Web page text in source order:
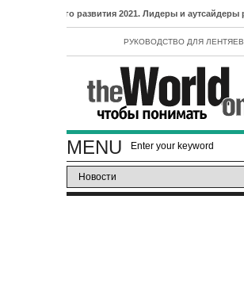
развития 2021. Лидеры и аутсайдеры рейтинга ИЧР
РУКОВОДСТВО ДЛЯ ЛЕНТЯЕВ
MENU